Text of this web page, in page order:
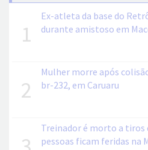
1
Ex-atleta da base do
durante amistoso em
2
Mulher morre após
br-232, em Caruaru
Treinador é morto a tiros
pessoas ficam feridas na